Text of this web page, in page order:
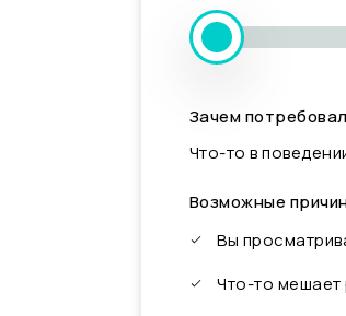
Зачем
Что-то в
Возможные
Вы
Что-то